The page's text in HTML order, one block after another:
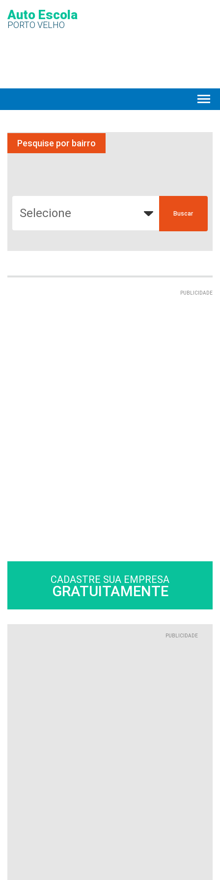
Auto Escola
PORTO VELHO
Pesquise por bairro
PUBLICIDADE
CADASTRE SUA EMPRESA
GRATUITAMENTE
PUBLICIDADE